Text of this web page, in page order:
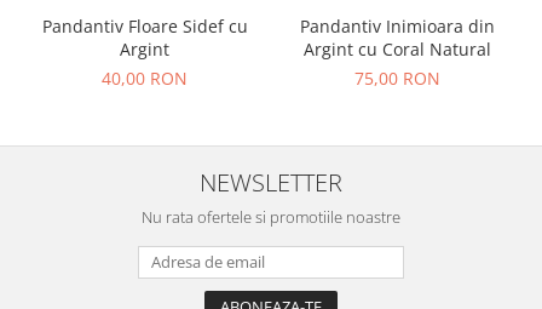
Pandantiv Floare Sidef cu
Argint
40,00 RON
Pandantiv Inimioara din
Argint cu Coral Natural
75,00 RON
NEWSLETTER
Nu rata ofertele si promotiile noastre